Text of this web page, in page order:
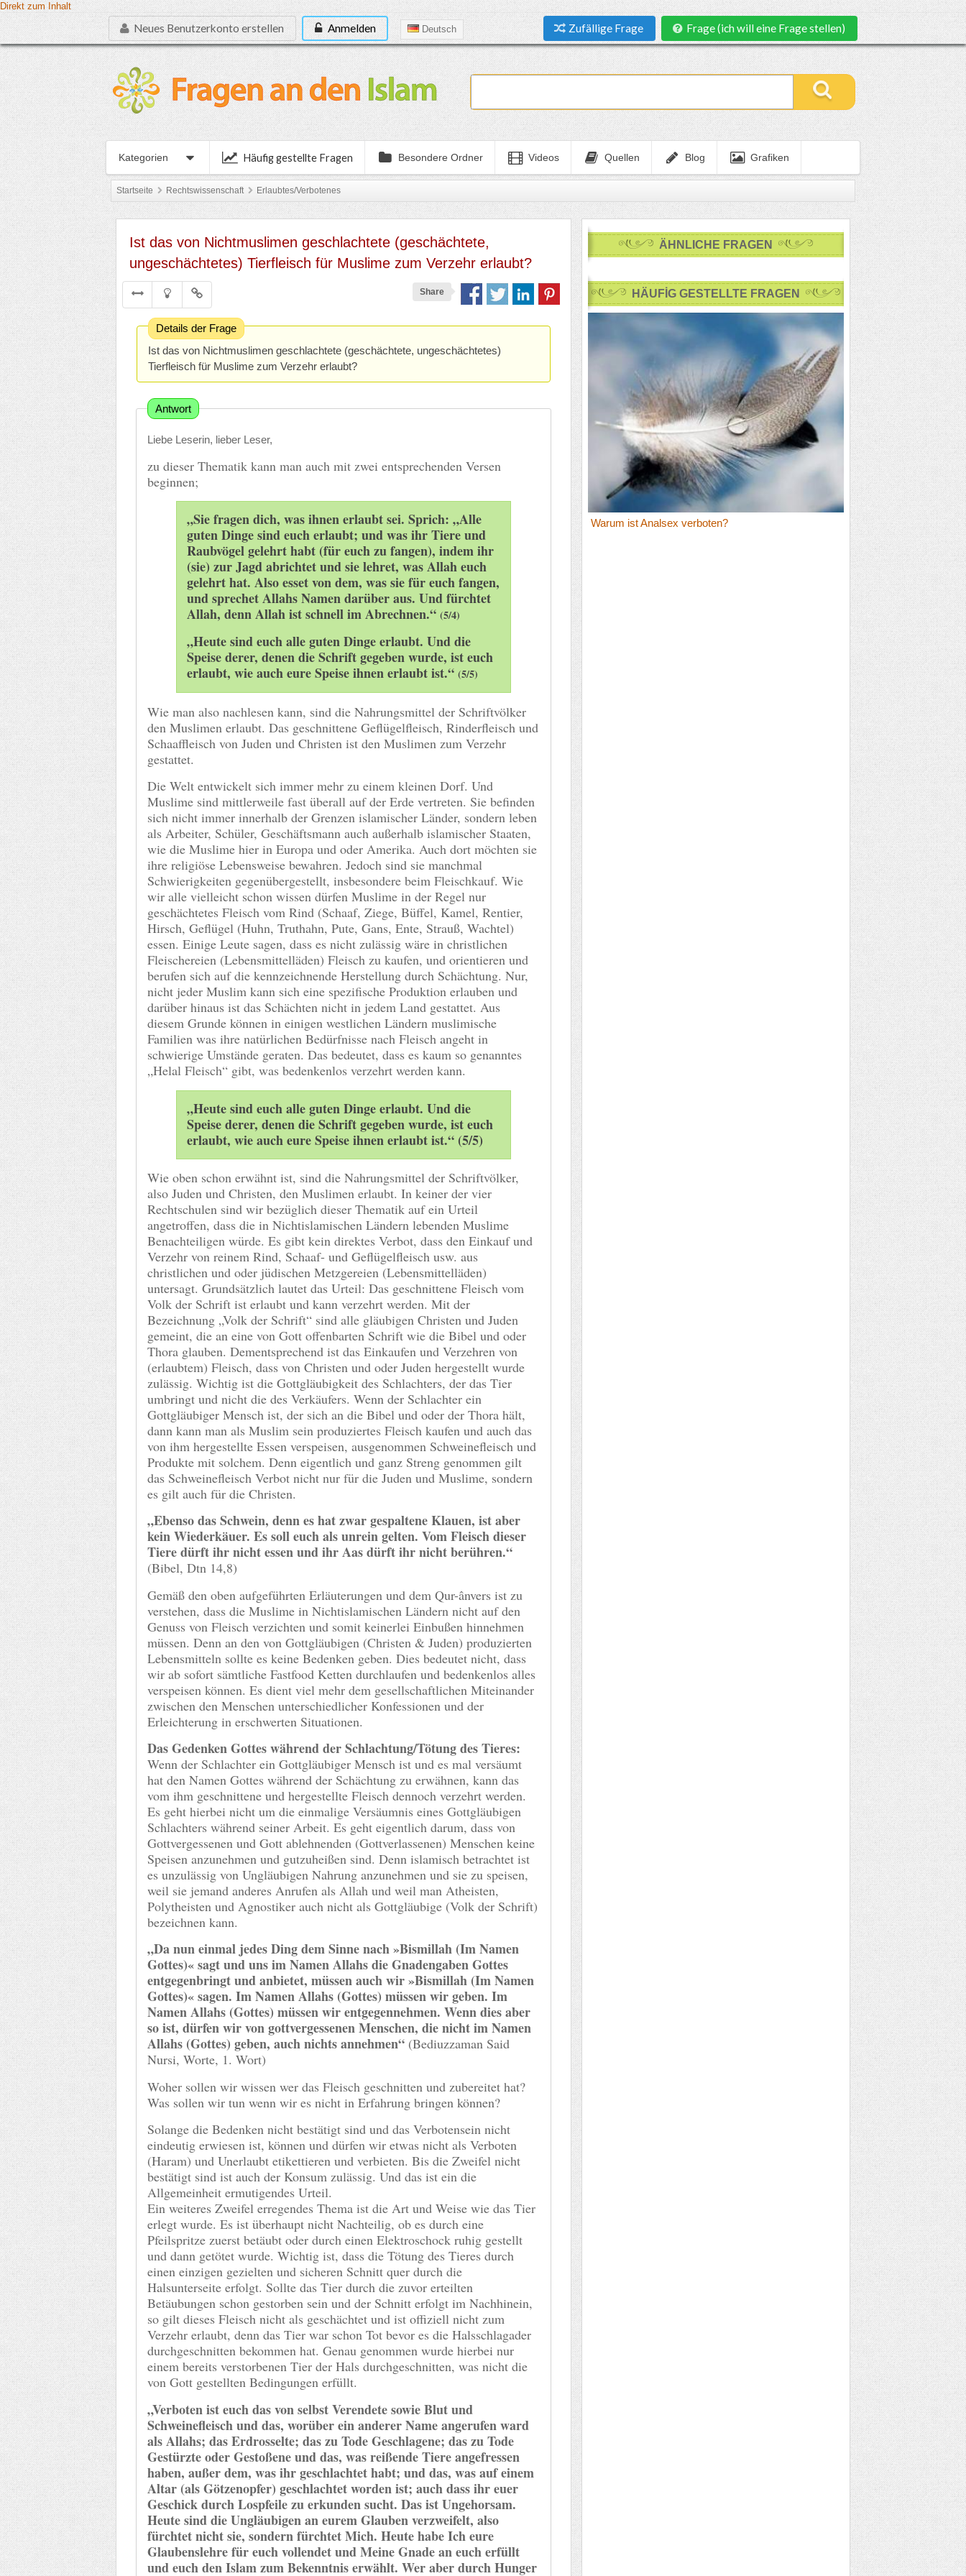
Direkt zum Inhalt
Neues Benutzerkonto erstellen Anmelden Deutsch Zufällige Frage Frage (ich will eine Frage stellen)
Kategorien Häufig gestellte Fragen Besondere Ordner Videos Quellen Blog Grafiken
Startseite Rechtswissenschaft Erlaubtes/Verbotenes
Ist das von Nichtmuslimen geschlachtete (geschächtete,
ungeschächtetes) Tierfleisch für Muslime zum Verzehr erlaubt?
Share
Details der Frage
Ist das von Nichtmuslimen geschlachtete (geschächtete, ungeschächtetes)
Tierfleisch für Muslime zum Verzehr erlaubt?
Antwort
Liebe Leserin, lieber Leser,
zu dieser Thematik kann man auch mit zwei entsprechenden Versen
beginnen;
„Sie fragen dich, was ihnen erlaubt sei. Sprich: „Alle
guten Dinge sind euch erlaubt; und was ihr Tiere und
Raubvögel gelehrt habt (für euch zu fangen), indem ihr
(sie) zur Jagd abrichtet und sie lehret, was Allah euch
gelehrt hat. Also esset von dem, was sie für euch fangen,
und sprechet Allahs Namen darüber aus. Und fürchtet
Allah, denn Allah ist schnell im Abrechnen.“ (5/4)
„Heute sind euch alle guten Dinge erlaubt. Und die
Speise derer, denen die Schrift gegeben wurde, ist euch
erlaubt, wie auch eure Speise ihnen erlaubt ist.“ (5/5)
Wie man also nachlesen kann, sind die Nahrungsmittel der Schriftvölker
den Muslimen erlaubt. Das geschnittene Geflügelfleisch, Rinderfleisch und
Schaaffleisch von Juden und Christen ist den Muslimen zum Verzehr
gestattet.
Die Welt entwickelt sich immer mehr zu einem kleinen Dorf. Und
Muslime sind mittlerweile fast überall auf der Erde vertreten. Sie befinden
sich nicht immer innerhalb der Grenzen islamischer Länder, sondern leben
als Arbeiter, Schüler, Geschäftsmann auch außerhalb islamischer Staaten,
wie die Muslime hier in Europa und oder Amerika. Auch dort möchten sie
ihre religiöse Lebensweise bewahren. Jedoch sind sie manchmal
Schwierigkeiten gegenübergestellt, insbesondere beim Fleischkauf. Wie
wir alle vielleicht schon wissen dürfen Muslime in der Regel nur
geschächtetes Fleisch vom Rind (Schaaf, Ziege, Büffel, Kamel, Rentier,
Hirsch, Geflügel (Huhn, Truthahn, Pute, Gans, Ente, Strauß, Wachtel)
essen. Einige Leute sagen, dass es nicht zulässig wäre in christlichen
Fleischereien (Lebensmittelläden) Fleisch zu kaufen, und orientieren und
berufen sich auf die kennzeichnende Herstellung durch Schächtung. Nur,
nicht jeder Muslim kann sich eine spezifische Produktion erlauben und
darüber hinaus ist das Schächten nicht in jedem Land gestattet. Aus
diesem Grunde können in einigen westlichen Ländern muslimische
Familien was ihre natürlichen Bedürfnisse nach Fleisch angeht in
schwierige Umstände geraten. Das bedeutet, dass es kaum so genanntes
„Helal Fleisch“ gibt, was bedenkenlos verzehrt werden kann.
„Heute sind euch alle guten Dinge erlaubt. Und die
Speise derer, denen die Schrift gegeben wurde, ist euch
erlaubt, wie auch eure Speise ihnen erlaubt ist.“ (5/5)
Wie oben schon erwähnt ist, sind die Nahrungsmittel der Schriftvölker,
also Juden und Christen, den Muslimen erlaubt. In keiner der vier
Rechtschulen sind wir bezüglich dieser Thematik auf ein Urteil
angetroffen, dass die in Nichtislamischen Ländern lebenden Muslime
Benachteiligen würde. Es gibt kein direktes Verbot, dass den Einkauf und
Verzehr von reinem Rind, Schaaf- und Geflügelfleisch usw. aus
christlichen und oder jüdischen Metzgereien (Lebensmittelläden)
untersagt. Grundsätzlich lautet das Urteil: Das geschnittene Fleisch vom
Volk der Schrift ist erlaubt und kann verzehrt werden. Mit der
Bezeichnung „Volk der Schrift“ sind alle gläubigen Christen und Juden
gemeint, die an eine von Gott offenbarten Schrift wie die Bibel und oder
Thora glauben. Dementsprechend ist das Einkaufen und Verzehren von
(erlaubtem) Fleisch, dass von Christen und oder Juden hergestellt wurde
zulässig. Wichtig ist die Gottgläubigkeit des Schlachters, der das Tier
umbringt und nicht die des Verkäufers. Wenn der Schlachter ein
Gottgläubiger Mensch ist, der sich an die Bibel und oder der Thora hält,
dann kann man als Muslim sein produziertes Fleisch kaufen und auch das
von ihm hergestellte Essen verspeisen, ausgenommen Schweinefleisch und
Produkte mit solchem. Denn eigentlich und ganz Streng genommen gilt
das Schweinefleisch Verbot nicht nur für die Juden und Muslime, sondern
es gilt auch für die Christen.
„Ebenso das Schwein, denn es hat zwar gespaltene Klauen, ist aber
kein Wiederkäuer. Es soll euch als unrein gelten. Vom Fleisch dieser
Tiere dürft ihr nicht essen und ihr Aas dürft ihr nicht berühren.“
(Bibel, Dtn 14,8)
Gemäß den oben aufgeführten Erläuterungen und dem Qur-ânvers ist zu
verstehen, dass die Muslime in Nichtislamischen Ländern nicht auf den
Genuss von Fleisch verzichten und somit keinerlei Einbußen hinnehmen
müssen. Denn an den von Gottgläubigen (Christen & Juden) produzierten
Lebensmitteln sollte es keine Bedenken geben. Dies bedeutet nicht, dass
wir ab sofort sämtliche Fastfood Ketten durchlaufen und bedenkenlos alles
verspeisen können. Es dient viel mehr dem gesellschaftlichen Miteinander
zwischen den Menschen unterschiedlicher Konfessionen und der
Erleichterung in erschwerten Situationen.
Das Gedenken Gottes während der Schlachtung/Tötung des Tieres:
Wenn der Schlachter ein Gottgläubiger Mensch ist und es mal versäumt
hat den Namen Gottes während der Schächtung zu erwähnen, kann das
vom ihm geschnittene und hergestellte Fleisch dennoch verzehrt werden.
Es geht hierbei nicht um die einmalige Versäumnis eines Gottgläubigen
Schlachters während seiner Arbeit. Es geht eigentlich darum, dass von
Gottvergessenen und Gott ablehnenden (Gottverlassenen) Menschen keine
Speisen anzunehmen und gutzuheißen sind. Denn islamisch betrachtet ist
es unzulässig von Ungläubigen Nahrung anzunehmen und sie zu speisen,
weil sie jemand anderes Anrufen als Allah und weil man Atheisten,
Polytheisten und Agnostiker auch nicht als Gottgläubige (Volk der Schrift)
bezeichnen kann.
„Da nun einmal jedes Ding dem Sinne nach »Bismillah (Im Namen
Gottes)« sagt und uns im Namen Allahs die Gnadengaben Gottes
entgegenbringt und anbietet, müssen auch wir »Bismillah (Im Namen
Gottes)« sagen. Im Namen Allahs (Gottes) müssen wir geben. Im
Namen Allahs (Gottes) müssen wir entgegennehmen. Wenn dies aber
so ist, dürfen wir von gottvergessenen Menschen, die nicht im Namen
Allahs (Gottes) geben, auch nichts annehmen“ (Bediuzzaman Said
Nursi, Worte, 1. Wort)
Woher sollen wir wissen wer das Fleisch geschnitten und zubereitet hat?
Was sollen wir tun wenn wir es nicht in Erfahrung bringen können?
Solange die Bedenken nicht bestätigt sind und das Verbotensein nicht
eindeutig erwiesen ist, können und dürfen wir etwas nicht als Verboten
(Haram) und Unerlaubt etikettieren und verbieten. Bis die Zweifel nicht
bestätigt sind ist auch der Konsum zulässig. Und das ist ein die
Allgemeinheit ermutigendes Urteil.
Ein weiteres Zweifel erregendes Thema ist die Art und Weise wie das Tier
erlegt wurde. Es ist überhaupt nicht Nachteilig, ob es durch eine
Pfeilspritze zuerst betäubt oder durch einen Elektroschock ruhig gestellt
und dann getötet wurde. Wichtig ist, dass die Tötung des Tieres durch
einen einzigen gezielten und sicheren Schnitt quer durch die
Halsunterseite erfolgt. Sollte das Tier durch die zuvor erteilten
Betäubungen schon gestorben sein und der Schnitt erfolgt im Nachhinein,
so gilt dieses Fleisch nicht als geschächtet und ist offiziell nicht zum
Verzehr erlaubt, denn das Tier war schon Tot bevor es die Halsschlagader
durchgeschnitten bekommen hat. Genau genommen wurde hierbei nur
einem bereits verstorbenen Tier der Hals durchgeschnitten, was nicht die
von Gott gestellten Bedingungen erfüllt.
„Verboten ist euch das von selbst Verendete sowie Blut und
Schweinefleisch und das, worüber ein anderer Name angerufen ward
als Allahs; das Erdrosselte; das zu Tode Geschlagene; das zu Tode
Gestürzte oder Gestoßene und das, was reißende Tiere angefressen
haben, außer dem, was ihr geschlachtet habt; und das, was auf einem
Altar (als Götzenopfer) geschlachtet worden ist; auch dass ihr euer
Geschick durch Lospfeile zu erkunden sucht. Das ist Ungehorsam.
Heute sind die Ungläubigen an eurem Glauben verzweifelt, also
fürchtet nicht sie, sondern fürchtet Mich. Heute habe Ich eure
Glaubenslehre für euch vollendet und Meine Gnade an euch erfüllt
und euch den Islam zum Bekenntnis erwählt. Wer aber durch Hunger
ÄHNLICHE FRAGEN
HÄUFİG GESTELLTE FRAGEN
Warum ist Analsex verboten?